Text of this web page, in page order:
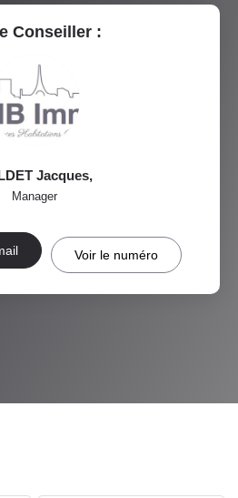
COMMERCES
Conseiller :
Jacques,
Manager
Voir le numéro